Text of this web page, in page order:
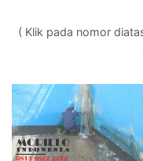
( Klik pada nomor